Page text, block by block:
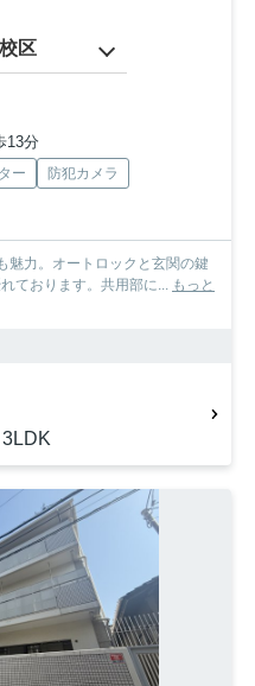
区
13分
ー
防犯カメラ
魅力。オートロックと玄関の鍵
ております。共用部に... もっと